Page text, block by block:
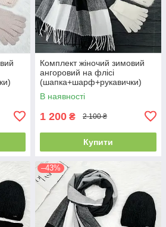
Комплект жіночий зимовий
ангоровий на флісі
(шапка+шарф+рукавички)
ODYSSEY 55-58 см
різнокольоровий 12814 - 1119
В наявності
1 200 ₴ 2 100 ₴
Купити
–43%